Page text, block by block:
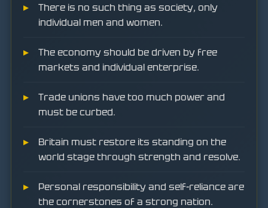
There is no such thing as society, only
individual men and women.
The economy should be driven by free
markets and individual enterprise.
Trade unions have too much power and
must be curbed.
Britain must restore its standing on the
world stage through strength and resolve.
Personal responsibility and self-reliance are
the cornerstones of a strong nation.